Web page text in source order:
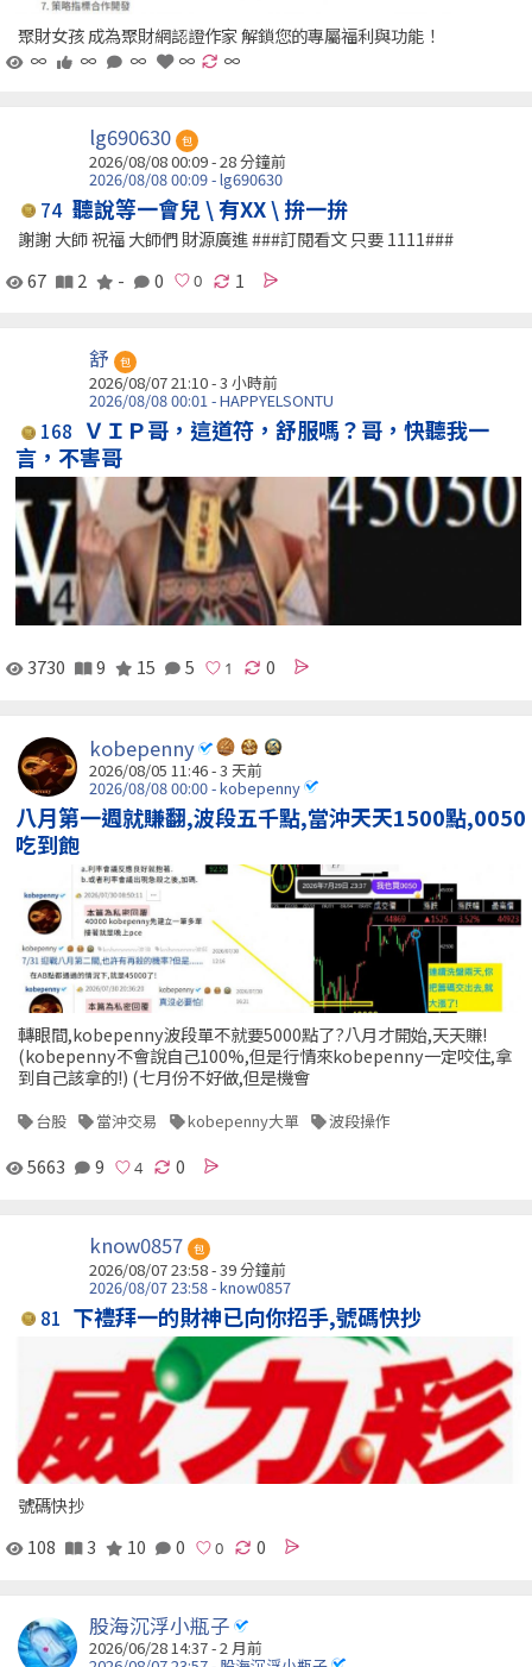
聚財女孩 成為聚財網認證作家 解鎖您的專屬福利與功能！
∞
∞ ∞ ∞ ∞
lg690630 包
2026/08/08 00:09 -28 分鐘前
2026/08/08 00:09 - lg690630
74 聽說等一會兒 \ 有XX \ 拚一拚
謝謝 大師 祝福 大師們 財源廣進 ###訂閱看文 只要 1111###
67
2 - 0 1
舒 包
2026/08/07 21:10 -3 小時前
2026/08/08 00:01 - HAPPYELSONTU
168
ＶＩＰ哥，這道符，舒服嗎？哥，快聽我一
言，不害哥
3730 9 15 5 0
kobepenny
2026/08/05 11:46 - 3 天前
2026/08/08 00:00 - kobepenny
八月第一週就賺翻,波段五千點,當沖天天1500點,0050
吃到飽
轉眼間,kobepenny波段單不就要5000點了?八月才開始,天天賺!
(kobepenny不會說自己100%,但是行情來kobepenny一定咬住,拿
到自己該拿的!) (七月份不好做,但是機會
台股 當沖交易 kobepenny大單 波段操作
5663 9 0
know0857 包
2026/08/07 23:58 -39 分鐘前
2026/08/07 23:58 - know0857
81 下禮拜一的財神已向你招手,號碼快抄
號碼快抄
108
3 10 0 0
股海沉浮小瓶子
2026/06/28 14:37 - 2 月前